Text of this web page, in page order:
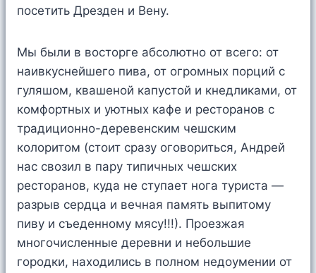
посетить Дрезден и Вену.
Мы были в восторге абсолютно от всего: от
наивкуснейшего пива, от огромных порций с
гуляшом, квашеной капустой и кнедликами, от
комфортных и уютных кафе и ресторанов с
традиционно-деревенским чешским
колоритом (стоит сразу оговориться, Андрей
нас свозил в пару типичных чешских
ресторанов, куда не ступает нога туриста —
разрыв сердца и вечная память выпитому
пиву и съеденному мясу!!!). Проезжая
многочисленные деревни и небольшие
городки, находились в полном недоумении от